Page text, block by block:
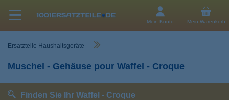
Mein Konto Mein Warenkorb
Ersatzteile Haushaltsgeräte
Muschel - Gehäuse pour Waffel - Croque
Finden Sie Ihr Waffel - Croque